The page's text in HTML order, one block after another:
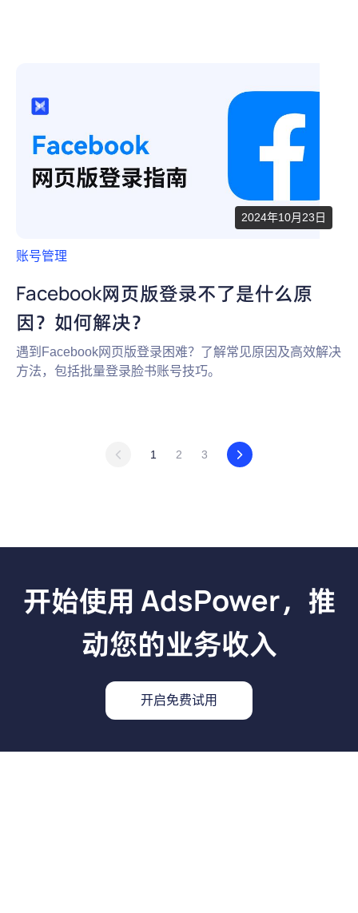
2024年10月23日
账号管理
Facebook网页版登录不了是什么原
因？如何解决？
遇到Facebook网页版登录困难？了解常见原因及高效解决
方法，包括批量登录脸书账号技巧。
1 2 3
开始使用 AdsPower，推
动您的业务收入
开启免费试用